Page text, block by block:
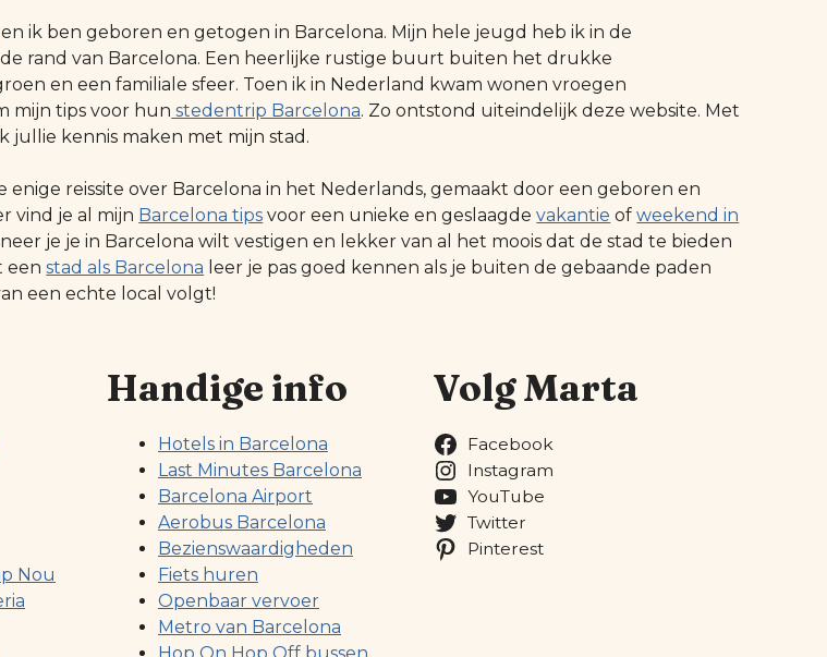
en ik ben geboren en getogen in Barcelona. Mijn hele jeugd heb ik in de
rand van Barcelona. Een heerlijke rustige buurt buiten het drukke
en een familiale sfeer. Toen ik in Nederland kwam wonen vroegen
mijn tips voor hun stedentrip Barcelona. Zo ontstond uiteindelijk deze website. Met
jullie kennis maken met mijn stad.
enige reissite over Barcelona in het Nederlands, gemaakt door een geboren en
vind je al mijn Barcelona tips voor een unieke en geslaagdevakantie ofweekend in
je je in Barcelona wilt vestigen en lekker van al het moois dat de stad te bieden
eenstad als Barcelona leer je pas goed kennen als je buiten de gebaande paden
een echte local volgt!
Nou
Handige info
Hotels in Barcelona
Last Minutes Barcelona
Barcelona Airport
Aerobus Barcelona
Bezienswaardigheden
Fiets huren
Openbaar vervoer
Metro van Barcelona
Volg Marta
Facebook
Instagram
YouTube
Twitter
Pinterest